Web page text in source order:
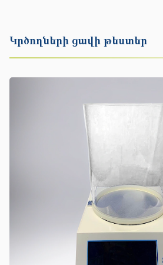
Կրծողների ցավի թեստեր